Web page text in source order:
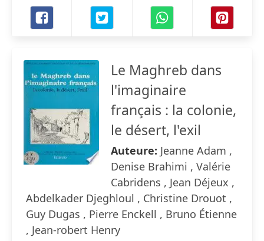
Le Maghreb dans
l'imaginaire
français : la colonie,
le désert, l'exil
Auteure: Jeanne Adam ,
Denise Brahimi , Valérie
Cabridens , Jean Déjeux ,
Abdelkader Djeghloul , Christine Drouot ,
Guy Dugas , Pierre Enckell , Bruno Étienne
, Jean-robert Henry